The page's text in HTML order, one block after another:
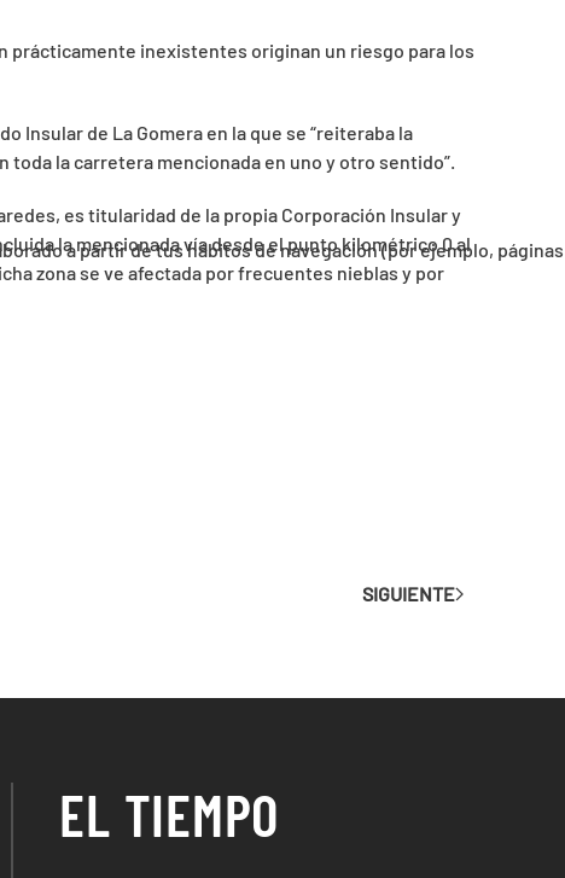
prácticamente inexistentes originan un riesgo para los
Insular de La Gomera en la que se “reiteraba la
la carretera mencionada en uno y otro sentido”.
es titularidad de la propia Corporación Insular y
la mencionada vía desde el punto kilométrico 0 al
zona se ve afectada por frecuentes nieblas y por
SIGUIENTE
EL TIEMPO
a partir de tus hábitos de navegación (por ejemplo, páginas